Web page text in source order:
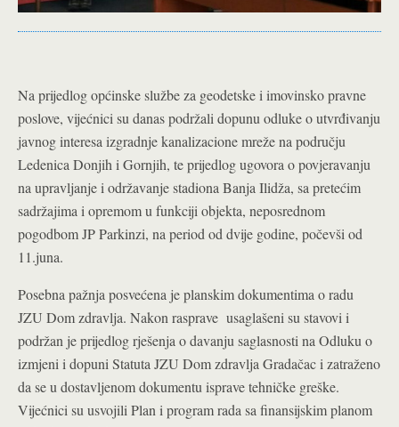
Na prijedlog općinske službe za geodetske i imovinsko pravne
poslove, vijećnici su danas podržali dopunu odluke o utvrđivanju
javnog interesa izgradnje kanalizacione mreže na području
Ledenica Donjih i Gornjih, te prijedlog ugovora o povjeravanju
na upravljanje i održavanje stadiona Banja Ilidža, sa pretećim
sadržajima i opremom u funkciji objekta, neposrednom
pogodbom JP Parkinzi, na period od dvije godine, počevši od
11.juna.
Posebna pažnja posvećena je planskim dokumentima o radu
JZU Dom zdravlja. Nakon rasprave usaglašeni su stavovi i
podržan je prijedlog rješenja o davanju saglasnosti na Odluku o
izmjeni i dopuni Statuta JZU Dom zdravlja Gradačac i zatraženo
da se u dostavljenom dokumentu isprave tehničke greške.
Vijećnici su usvojili Plan i program rada sa finansijskim planom